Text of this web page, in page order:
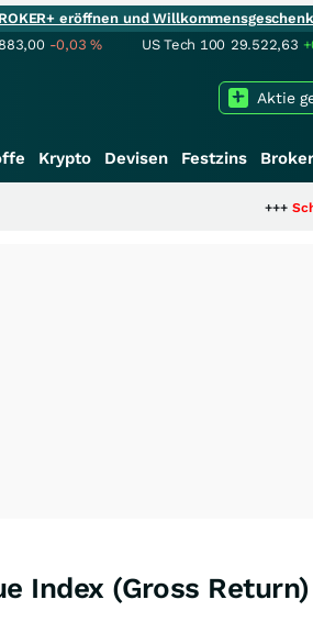
eröffnen und
-0,03% US Tech 100 29.522,63
Aktie
Krypto Devisen Festzins
Schwere
Index (Gross Return)